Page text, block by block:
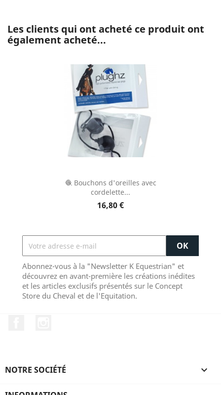
Les clients qui ont acheté ce produit ont
également acheté...
🧶 Bouchons d'oreilles avec
cordelette...
16,80 €
Abonnez-vous à la "Newsletter K Equestrian" et
découvrez en avant-première les créations inédites
et les articles exclusifs présentés sur le Concept
Store du Cheval et de l'Equitation.
NOTRE SOCIÉTÉ 